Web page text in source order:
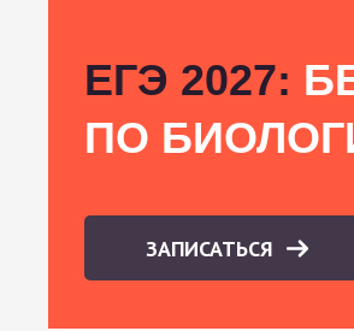
ЕГЭ 2027:
ПО
ЗАПИСАТЬСЯ